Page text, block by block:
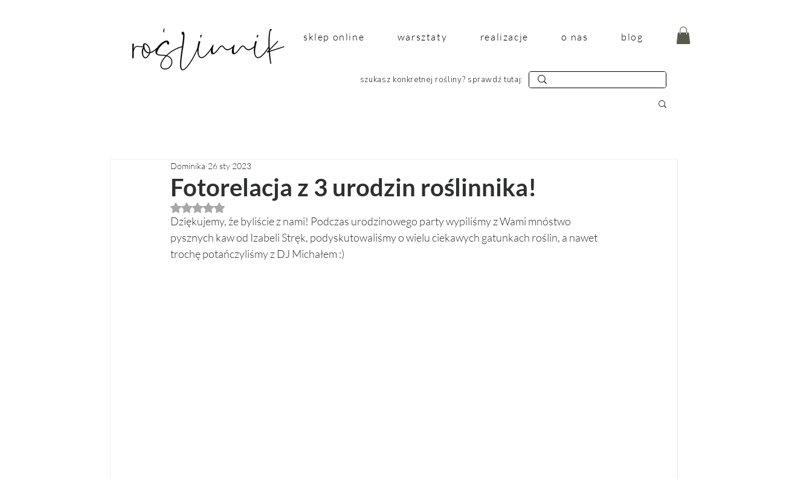
sklep online warsztaty realizacje o nas blog
szukasz konkretnej rośliny? sprawdź tutaj:
Fotorelacja z 3 urodzin roślinnika!
Dominika 26 sty 2023
Oceniono na NaN z 5 gwiazdek.
Dziękujemy, że byliście z nami! Podczas urodzinowego party wypiliśmy z Wami mnóstwo
pysznych kaw od Izabeli Stręk, podyskutowaliśmy o wielu ciekawych gatunkach roślin, a nawet
trochę potańczyliśmy z DJ Michałem :)